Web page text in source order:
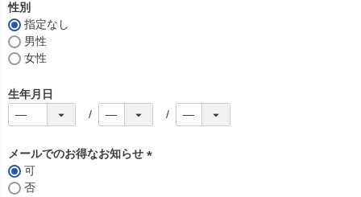
性別
指定なし
男性
女性
生年月日
メールでのお得なお知らせ
可
否